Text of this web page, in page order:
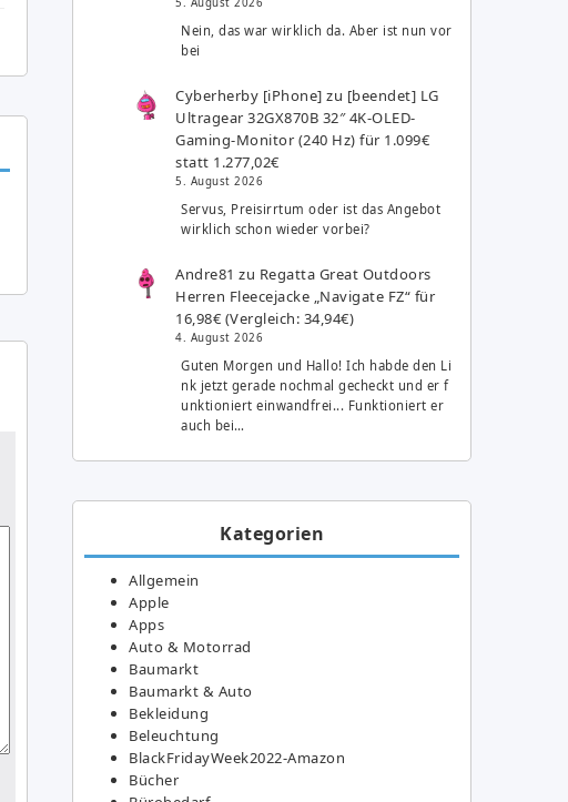
Nein, das war wirklich da. Aber ist nun vor
bei
Cyberherby [iPhone] zu [beendet] LG
Ultragear 32GX870B 32″ 4K-OLED-
Gaming-Monitor (240 Hz) für 1.099€
statt 1.277,02€
5. August 2026
Servus, Preisirrtum oder ist das Angebot
wirklich schon wieder vorbei?
Andre81 zu Regatta Great Outdoors
Herren Fleecejacke „Navigate FZ“ für
16,98€ (Vergleich: 34,94€)
4. August 2026
Guten Morgen und Hallo! Ich habde den Li
nk jetzt gerade nochmal gecheckt und er f
unktioniert einwandfrei... Funktioniert er
auch bei…
Kategorien
Allgemein
Apple
Apps
Auto & Motorrad
Baumarkt
Baumarkt & Auto
Bekleidung
Beleuchtung
BlackFridayWeek2022-Amazon
Bücher